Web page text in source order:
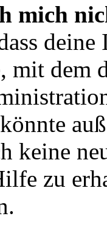
mich
mit dem
keine
zu